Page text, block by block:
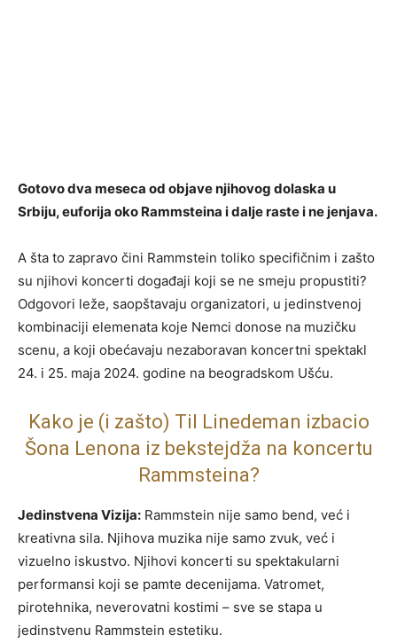
Gotovo dva meseca od objave njihovog dolaska u
Srbiju, euforija oko Rammsteina i dalje raste i ne jenjava.
A šta to zapravo čini Rammstein toliko specifičnim i zašto
su njihovi koncerti događaji koji se ne smeju propustiti?
Odgovori leže, saopštavaju organizatori, u jedinstvenoj
kombinaciji elemenata koje Nemci donose na muzičku
scenu, a koji obećavaju nezaboravan koncertni spektakl
24. i 25. maja 2024. godine na beogradskom Ušću.
Kako je (i zašto) Til Linedeman izbacio
Šona Lenona iz bekstejdža na koncertu
Rammsteina?
Jedinstvena Vizija: Rammstein nije samo bend, već i
kreativna sila. Njihova muzika nije samo zvuk, već i
vizuelno iskustvo. Njihovi koncerti su spektakularni
performansi koji se pamte decenijama. Vatromet,
pirotehnika, neverovatni kostimi – sve se stapa u
jedinstvenu Rammstein estetiku.